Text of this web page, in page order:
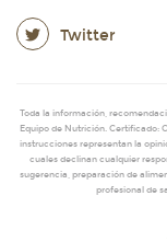
Twitter
Toda la información,
Equipo de Nutrición. Certificado:
instrucciones representan la
cuales declinan cualquier
sugerencia, preparación de
profesional de